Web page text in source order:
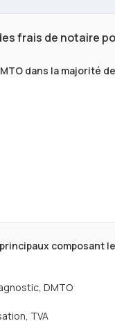
frais de notaire
dans la majorité
composant
DMTO
TVA